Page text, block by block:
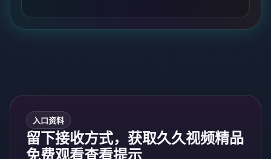
入口资料
留下接收方式，获取久久视频精品
免费观看查看提示